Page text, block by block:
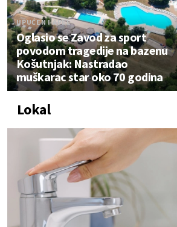
UPUĆEN I APEL
Oglasio se Zavod za sport
povodom tragedije na bazenu
Košutnjak: Nastradao
muškarac star oko 70 godina
Lokal